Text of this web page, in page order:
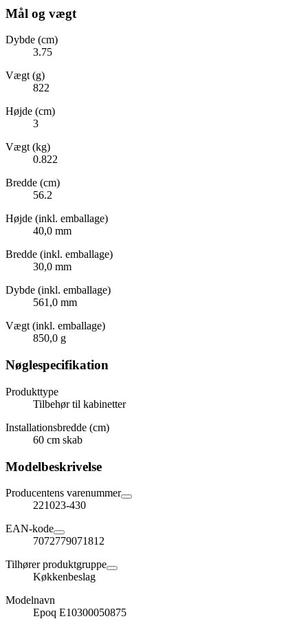
Mål og vægt
Dybde (cm)
3.75
Vægt (g)
822
Højde (cm)
3
Vægt (kg)
0.822
Bredde (cm)
56.2
Højde (inkl. emballage)
40,0 mm
Bredde (inkl. emballage)
30,0 mm
Dybde (inkl. emballage)
561,0 mm
Vægt (inkl. emballage)
850,0 g
Nøglespecifikation
Produkttype
Tilbehør til kabinetter
Installationsbredde (cm)
60 cm skab
Modelbeskrivelse
Producentens varenummer
221023-430
EAN-kode
7072779071812
Tilhører produktgruppe
Køkkenbeslag
Modelnavn
Epoq E10300050875